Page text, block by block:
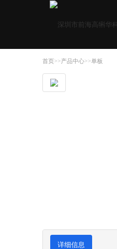
首页>>产品中心>>单板
详细信息